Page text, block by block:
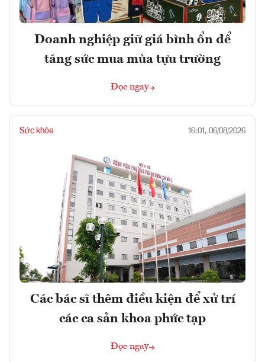
Doanh nghiệp giữ giá bình ổn để
tăng sức mua mùa tựu trường
Đọc ngay
Sức khỏe 16:01, 06/08/2026
Các bác sĩ thêm điều kiện để xử trí
các ca sản khoa phức tạp
Đọc ngay